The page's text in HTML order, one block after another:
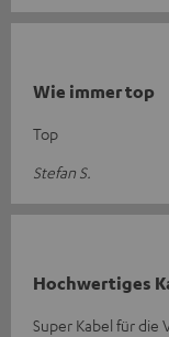
Wie immer top
Top
Stefan S.
Hochwertiges
Super Kabel für die